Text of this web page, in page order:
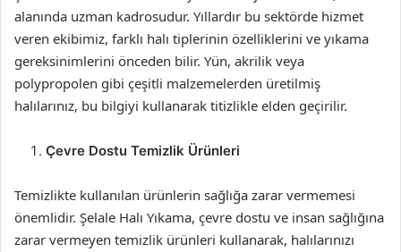
alanında uzman kadrosudur. Yıllardır bu sektörde hizmet
veren ekibimiz, farklı halı tiplerinin özelliklerini ve yıkama
gereksinimlerini önceden bilir. Yün, akrilik veya
polypropolen gibi çeşitli malzemelerden üretilmiş
halılarınız, bu bilgiyi kullanarak titizlikle elden geçirilir.
Çevre Dostu Temizlik Ürünleri
Temizlikte kullanılan ürünlerin sağlığa zarar vermemesi
önemlidir. Şelale Halı Yıkama, çevre dostu ve insan sağlığına
zarar vermeyen temizlik ürünleri kullanarak, halılarınızı